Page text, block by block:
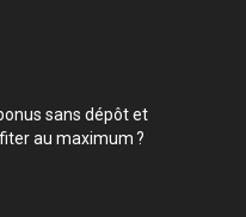
sans dépôt et
au maximum ?